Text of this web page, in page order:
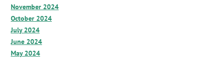
November 2024
October 2024
July 2024
June 2024
May 2024